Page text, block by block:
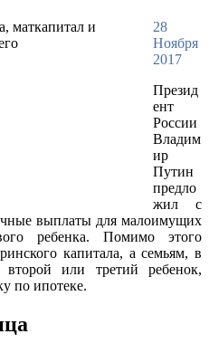
28
Ноября
2017
Презид
ент
России
Владим
ир
Путин
предло
жил с
выплаты для малоимущих
ребенка. Помимо этого
капитала, а семьям, в
или третий ребенок,
по ипотеке.